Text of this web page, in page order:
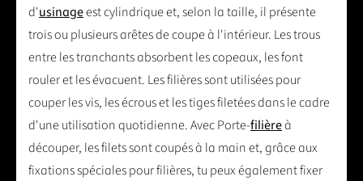
d'usinageest cylindrique et, selon la taille, il présente
trois ou plusieurs arêtes de coupe à l'intérieur. Les trous
entre les tranchants absorbent les copeaux, les font
rouler et les évacuent. Les filières sont utilisées pour
couper les vis, les écrous et les tiges filetées dans le cadre
d'une utilisation quotidienne. Avec Porte-filièreà
découper, les filets sont coupés à la main et, grâce aux
fixations spéciales pour filières, tu peux également fixer